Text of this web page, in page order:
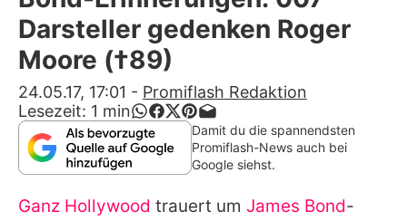
Alle Themen auf Promiflash
App runterladen
Team
Redaktionelle Richtlinien
Impressum
Darsteller gedenken Roger
Moore (†89)
24.05.17, 17:01 - Promiflash Redaktion
Lesezeit: 1 min
Damit du die spannendsten
Promiflash-News auch bei
Google siehst.
Ganz Hollywood trauert um James Bond-